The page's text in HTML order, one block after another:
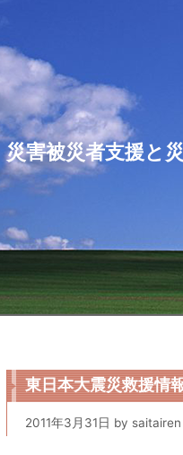
災害被災者支援と
東日本大震災救援
2011年3月31日 by saitairen